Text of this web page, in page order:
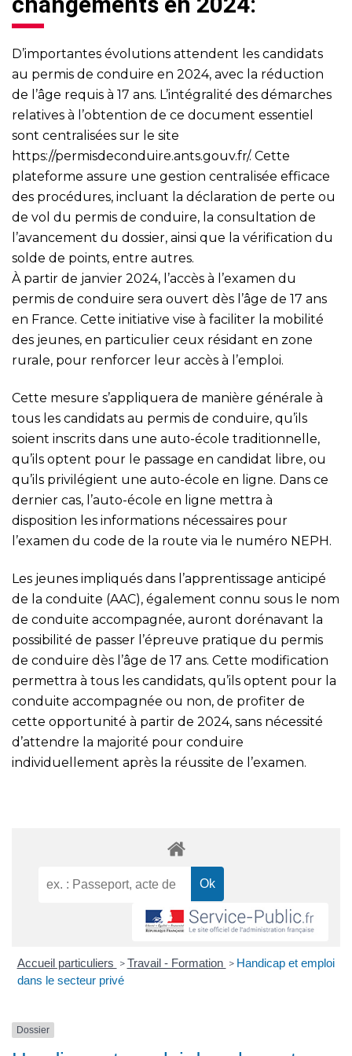
D’importantes évolutions attendent les candidats
au permis de conduire en 2024, avec la réduction
de l’âge requis à 17 ans. L’intégralité des démarches
relatives à l’obtention de ce document essentiel
sont centralisées sur le site
https://permisdeconduire.ants.gouv.fr/. Cette
plateforme assure une gestion centralisée efficace
des procédures, incluant la déclaration de perte ou
de vol du permis de conduire, la consultation de
l’avancement du dossier, ainsi que la vérification du
solde de points, entre autres.
À partir de janvier 2024, l’accès à l’examen du
permis de conduire sera ouvert dès l’âge de 17 ans
en France. Cette initiative vise à faciliter la mobilité
des jeunes, en particulier ceux résidant en zone
rurale, pour renforcer leur accès à l’emploi.
Cette mesure s’appliquera de manière générale à
tous les candidats au permis de conduire, qu’ils
soient inscrits dans une auto-école traditionnelle,
qu’ils optent pour le passage en candidat libre, ou
qu’ils privilégient une auto-école en ligne. Dans ce
dernier cas, l’auto-école en ligne mettra à
disposition les informations nécessaires pour
l’examen du code de la route via le numéro NEPH.
Les jeunes impliqués dans l’apprentissage anticipé
de la conduite (AAC), également connu sous le nom
de conduite accompagnée, auront dorénavant la
possibilité de passer l’épreuve pratique du permis
de conduire dès l’âge de 17 ans. Cette modification
permettra à tous les candidats, qu’ils optent pour la
conduite accompagnée ou non, de profiter de
cette opportunité à partir de 2024, sans nécessité
d’attendre la majorité pour conduire
individuellement après la réussite de l’examen.
Accueil particuliers > Travail - Formation > Handicap et emploi
dans le secteur privé
Dossier